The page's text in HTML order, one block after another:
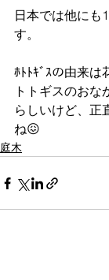
日本では他にも
す。
ﾎﾄﾄｷﾞｽの由来は
トトギスのおな
らしいけど、正
ね😖
庭木